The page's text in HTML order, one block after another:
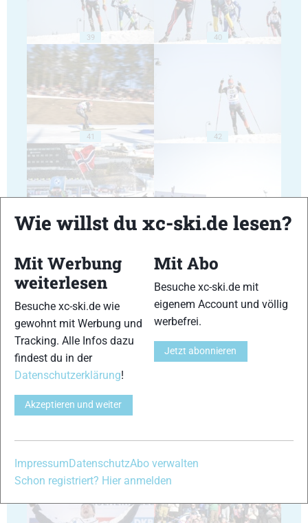
39 40
41 42
45
Wie willst du xc-ski.de lesen?
Mit Werbung
weiterlesen
Besuche xc-ski.de wie
gewohnt mit Werbung und
Tracking. Alle Infos dazu
findest du in der
Datenschutzerklärung!
Akzeptieren und weiter
Mit Abo
Besuche xc-ski.de mit
eigenem Account und völlig
werbefrei.
Jetzt abonnieren
Impressum DatenschutzAbo verwalten
Schon registriert? Hier anmelden